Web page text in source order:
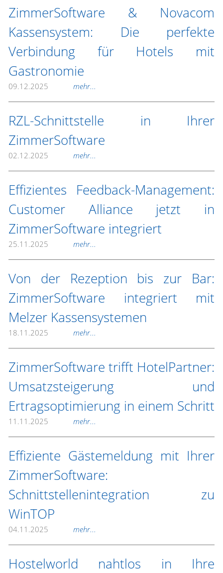
ZimmerSoftware & Novacom
Kassensystem: Die perfekte
Verbindung für Hotels mit
Gastronomie
09.12.2025 mehr...
RZL-Schnittstelle in Ihrer
ZimmerSoftware
02.12.2025 mehr...
Effizientes Feedback-Management:
Customer Alliance jetzt in
ZimmerSoftware integriert
25.11.2025 mehr...
Von der Rezeption bis zur Bar:
ZimmerSoftware integriert mit
Melzer Kassensystemen
18.11.2025 mehr...
ZimmerSoftware trifft HotelPartner:
Umsatzsteigerung und
Ertragsoptimierung in einem Schritt
11.11.2025 mehr...
Effiziente Gästemeldung mit Ihrer
ZimmerSoftware:
Schnittstellenintegration zu
WinTOP
04.11.2025 mehr...
Hostelworld nahtlos in Ihre